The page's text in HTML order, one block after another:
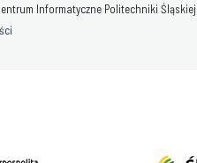
Informatyczne Politechniki Śląskiej